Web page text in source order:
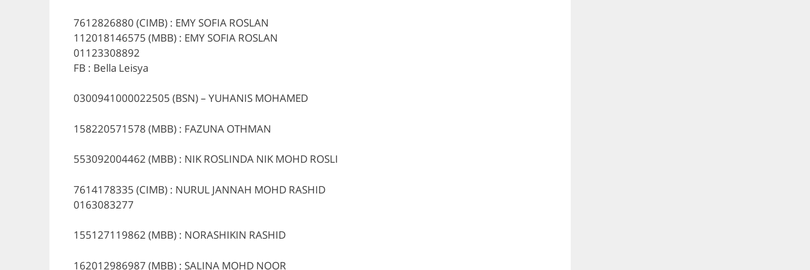
7612826880 (CIMB) : EMY SOFIA ROSLAN
112018146575 (MBB) : EMY SOFIA ROSLAN
01123308892
FB : Bella Leisya
0300941000022505 (BSN) – YUHANIS MOHAMED
158220571578 (MBB) : FAZUNA OTHMAN
553092004462 (MBB) : NIK ROSLINDA NIK MOHD ROSLI
7614178335 (CIMB) : NURUL JANNAH MOHD RASHID
0163083277
155127119862 (MBB) : NORASHIKIN RASHID
162012986987 (MBB) : SALINA MOHD NOOR